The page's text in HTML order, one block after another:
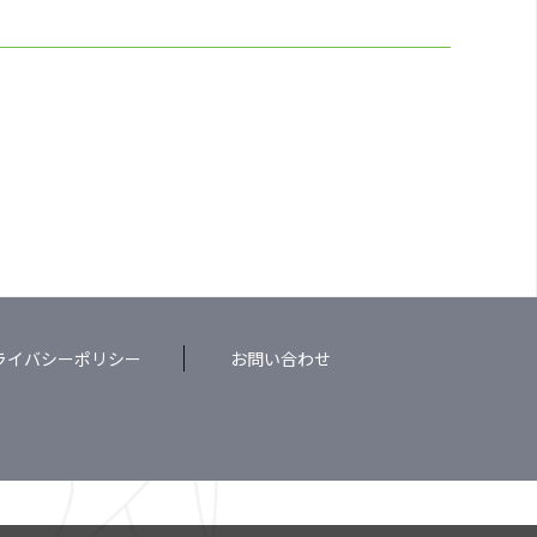
イバシーポリシー お問い合わせ